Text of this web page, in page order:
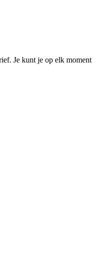
Je kunt je op elk moment